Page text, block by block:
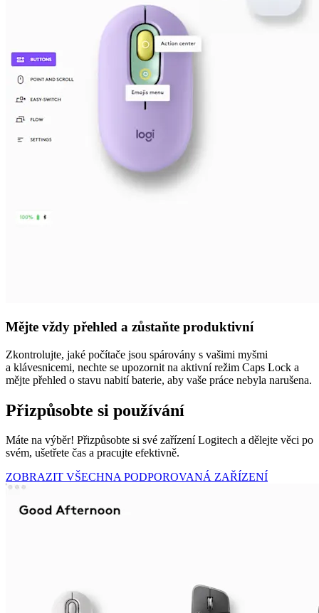
Mějte vždy přehled a zůstaňte produktivní
Zkontrolujte, jaké počítače jsou spárovány s vašimi myšmi
a klávesnicemi, nechte se upozornit na aktivní režim Caps Lock a
mějte přehled o stavu nabití baterie, aby vaše práce nebyla narušena.
Přizpůsobte si používání
Máte na výběr! Přizpůsobte si své zařízení Logitech a dělejte věci po
svém, ušetřete čas a pracujte efektivně.
ZOBRAZIT VŠECHNA PODPOROVANÁ ZAŘÍZENÍ